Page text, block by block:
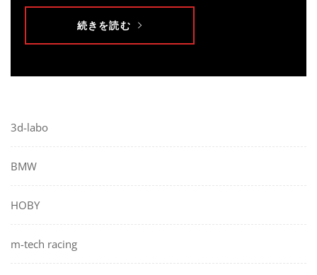
続きを読む
3d-labo
BMW
HOBY
m-tech racing